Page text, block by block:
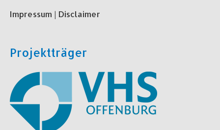
Impressum | Disclaimer
Projektträger